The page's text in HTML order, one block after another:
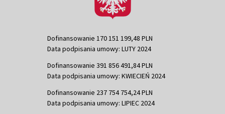
Dofinansowanie 170 151 199,48 PLN
Data podpisania umowy: LUTY 2024
Dofinansowanie 391 856 491,84 PLN
Data podpisania umowy: KWIECIEŃ 2024
Dofinansowanie 237 754 754,24 PLN
Data podpisania umowy: LIPIEC 2024